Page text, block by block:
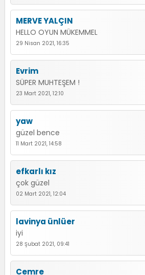
MERVE YALÇIN
HELLO OYUN MÜKEMMEL
29 Nisan 2021, 16:35
Evrim
SÜPER MUHTEŞEM !
23 Mart 2021, 12:10
yaw
güzel bence
11 Mart 2021, 14:58
efkarlı kız
çok güzel
02 Mart 2021, 12:04
lavinya ünlüer
iyi
28 Şubat 2021, 09:41
Cemre